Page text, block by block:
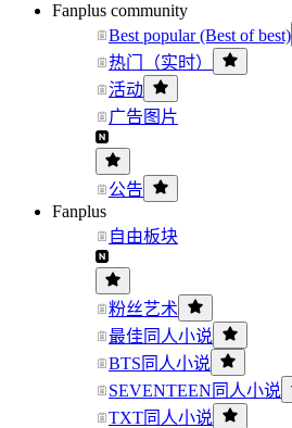
Fanplus community
Best popular (Best of best)
热门（实时）
活动
广告图片
公告
Fanplus
自由板块
粉丝艺术
最佳同人小说
BTS同人小说
SEVENTEEN同人小说
TXT同人小说